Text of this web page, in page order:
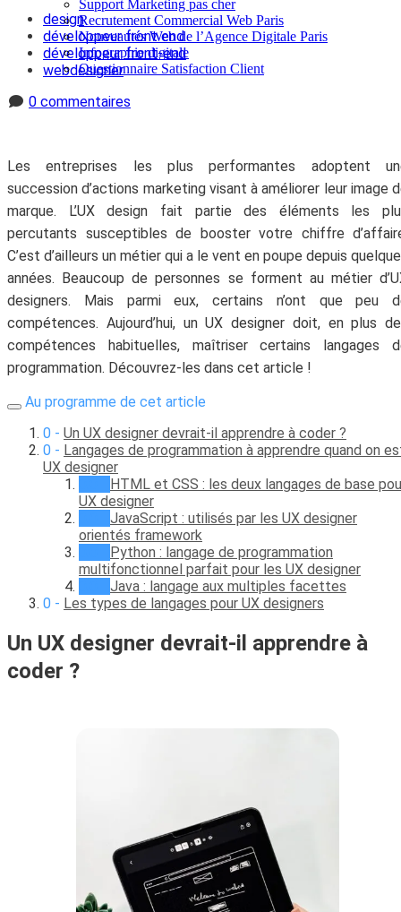
Support Marketing pas cher
Recrutement Commercial Web Paris
Nouveautés Web de l’Agence Digitale Paris
Infographie digitale
Questionnaire Satisfaction Client
design
développeur front end
développeur front-end
webdesigner
0 commentaires
Les entreprises les plus performantes adoptent
succession d’actions marketing visant à améliorer leur image
marque. L’UX design fait partie des éléments les
percutants susceptibles de booster votre chiffre
C’est d’ailleurs un métier qui a le vent en poupe depuis
années. Beaucoup de personnes se forment au métier
designers. Mais parmi eux, certains n’ont que peu
compétences. Aujourd’hui, un UX designer doit, en plus
compétences habituelles, maîtriser certains langages
programmation. Découvrez-les dans cet article !
Au programme de cet article
Un UX designer devrait-il apprendre à coder ?
Langages de programmation à apprendre quand on
UX designer
HTML et CSS : les deux langages de base
UX designer
JavaScript : utilisés par les UX designer
orientés framework
Python : langage de programmation
multifonctionnel parfait pour les UX designer
Java : langage aux multiples facettes
Les types de langages pour UX designers
Un UX designer devrait-il apprendre à
coder ?